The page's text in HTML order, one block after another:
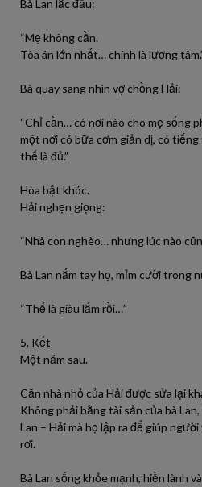
Bà Lan lắc đầu:
“Mẹ không cần.
Tòa án lớn nhất… chính là lương
Bà quay sang nhìn vợ chồng Hải:
“Chỉ cần… có nơi nào cho mẹ sống
một nơi có bữa cơm giản dị, có
thế là đủ.”
Hòa bật khóc.
Hải nghẹn giọng:
“Nhà con nghèo… nhưng lúc nào
Bà Lan nắm tay họ, mỉm cười trong
“Thế là giàu lắm rồi…”
5. Kết
Một năm sau.
Căn nhà nhỏ của Hải được sửa lại
Không phải bằng tài sản của bà
Lan – Hải mà họ lập ra để giúp
rơi.
Bà Lan sống khỏe mạnh, hiền lành